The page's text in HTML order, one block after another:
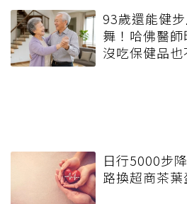
93歲還能健
舞！哈佛醫師
沒吃保健品
日行5000步
路換超商茶葉